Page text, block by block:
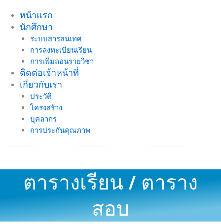
หน้าแรก
นักศึกษา
ระบบสารสนเทศ
การลงทะเบียนเรียน
การเพิ่มถอนรายวิชา
ติดต่อเจ้าหน้าที่
เกี่ยวกับเรา
ประวัติ
โครงสร้าง
บุคลากร
การประกันคุณภาพ
ตารางเรียน / ตาราง
สอบ